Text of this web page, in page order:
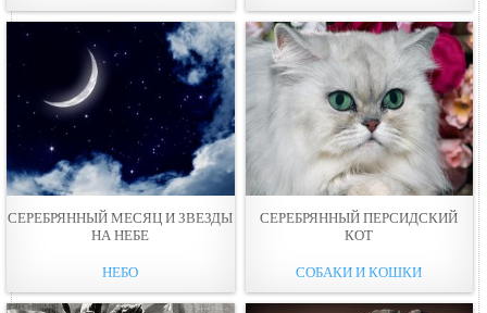
СЕРЕБРЯННЫЙ МЕСЯЦ И ЗВЕЗДЫ
НА НЕБЕ
НЕБО
СЕРЕБРЯННЫЙ ПЕРСИДСКИЙ
КОТ
СОБАКИ И КОШКИ